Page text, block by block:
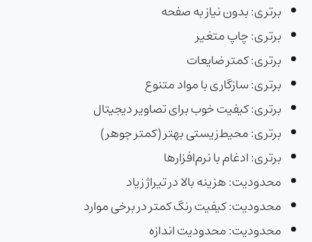
برتری: بدون نیاز به صفحه
برتری: چاپ متغیر
برتری: کمتر ضایعات
برتری: سازگاری با مواد متنوع
برتری: کیفیت خوب برای تصاویر دیجیتال
برتری: محیط‌زیستی بهتر (کمتر جوهر)
برتری: ادغام با نرم‌افزارها
محدودیت: هزینه بالا در تیراژ زیاد
محدودیت: کیفیت رنگ کمتر در برخی موارد
محدودیت: محدودیت اندازه